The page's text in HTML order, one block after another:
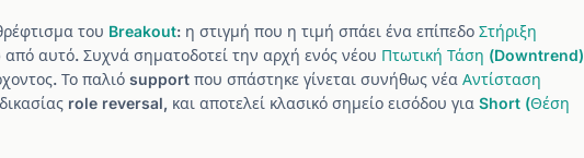
του Breakout: η στιγμή που η τιμή σπάει ένα επίπεδο Στήριξη
από αυτό. Συχνά σηματοδοτεί την αρχή ενός νέου Πτωτική Τάση (Downtrend)
Το παλιό support που σπάστηκε γίνεται συνήθως νέα Αντίσταση
role reversal, και αποτελεί κλασικό σημείο εισόδου για Short (Θέση